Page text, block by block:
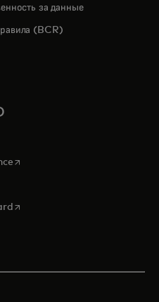
за данные
(BCR)
opens in a new tab
in a new tab
opens in a new tab
in a new tab